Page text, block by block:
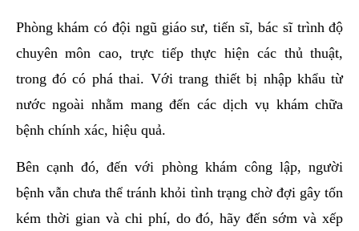
Phòng khám có đội ngũ giáo sư, tiến sĩ, bác sĩ trình độ
chuyên môn cao, trực tiếp thực hiện các thủ thuật,
trong đó có phá thai. Với trang thiết bị nhập khẩu từ
nước ngoài nhằm mang đến các dịch vụ khám chữa
bệnh chính xác, hiệu quả.
Bên cạnh đó, đến với phòng khám công lập, người
bệnh vẫn chưa thể tránh khỏi tình trạng chờ đợi gây tốn
kém thời gian và chi phí, do đó, hãy đến sớm và xếp